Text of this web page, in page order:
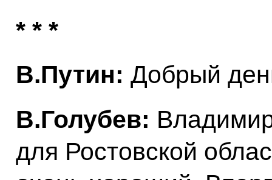
* * *
В.Путин: Добрый
В.Голубев:
для Ростовской